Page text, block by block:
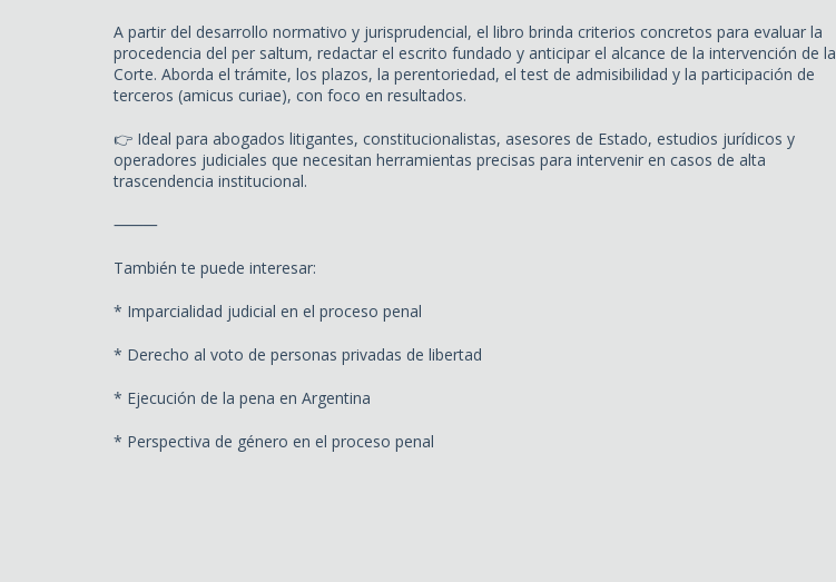
A partir del desarrollo normativo y jurisprudencial, el libro brinda criterios concretos para evaluar la
procedencia del per saltum, redactar el escrito fundado y anticipar el alcance de la intervención de la
Corte. Aborda el trámite, los plazos, la perentoriedad, el test de admisibilidad y la participación de
terceros (amicus curiae), con foco en resultados.
👉 Ideal para abogados litigantes, constitucionalistas, asesores de Estado, estudios jurídicos y
operadores judiciales que necesitan herramientas precisas para intervenir en casos de alta
trascendencia institucional.
⸻
También te puede interesar:
* Imparcialidad judicial en el proceso penal
* Derecho al voto de personas privadas de libertad
* Ejecución de la pena en Argentina
* Perspectiva de género en el proceso penal